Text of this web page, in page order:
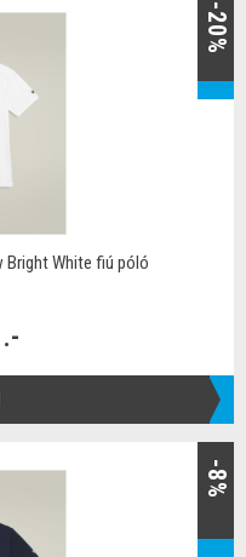
-20%
Bright White fiú póló
-8%